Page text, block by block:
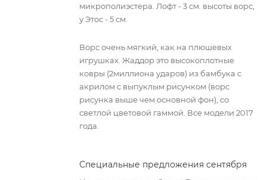
микрополиэстера. Лофт - 3 см. высоты ворс,
у Этос - 5 см.
Ворс очень мягкий, как на плюшевых
игрушках. Жаддор это высокоплотные
ковры (2миллиона ударов) из бамбука с
акрилом с выпуклым рисунком (ворс
рисунка выше чем основной фон), со
светлой цветовой гаммой. Все модели 2017
года.
Специальные предложения сентября